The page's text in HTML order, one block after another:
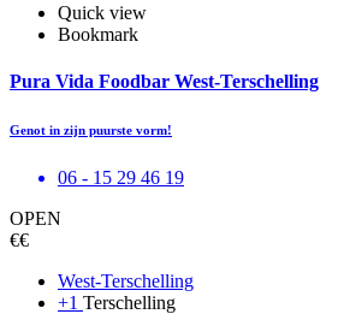
Quick view
Bookmark
Pura Vida Foodbar West-Terschelling
Genot in zijn puurste vorm!
06 - 15 29 46 19
OPEN
€€
West-Terschelling
+1 Terschelling